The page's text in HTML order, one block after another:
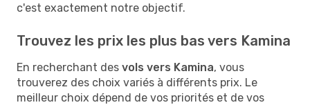
c'est exactement notre objectif.
Trouvez les prix les plus bas vers Kamina
En recherchant des vols vers Kamina, vous
trouverez des choix variés à différents prix. Le
meilleur choix dépend de vos priorités et de vos